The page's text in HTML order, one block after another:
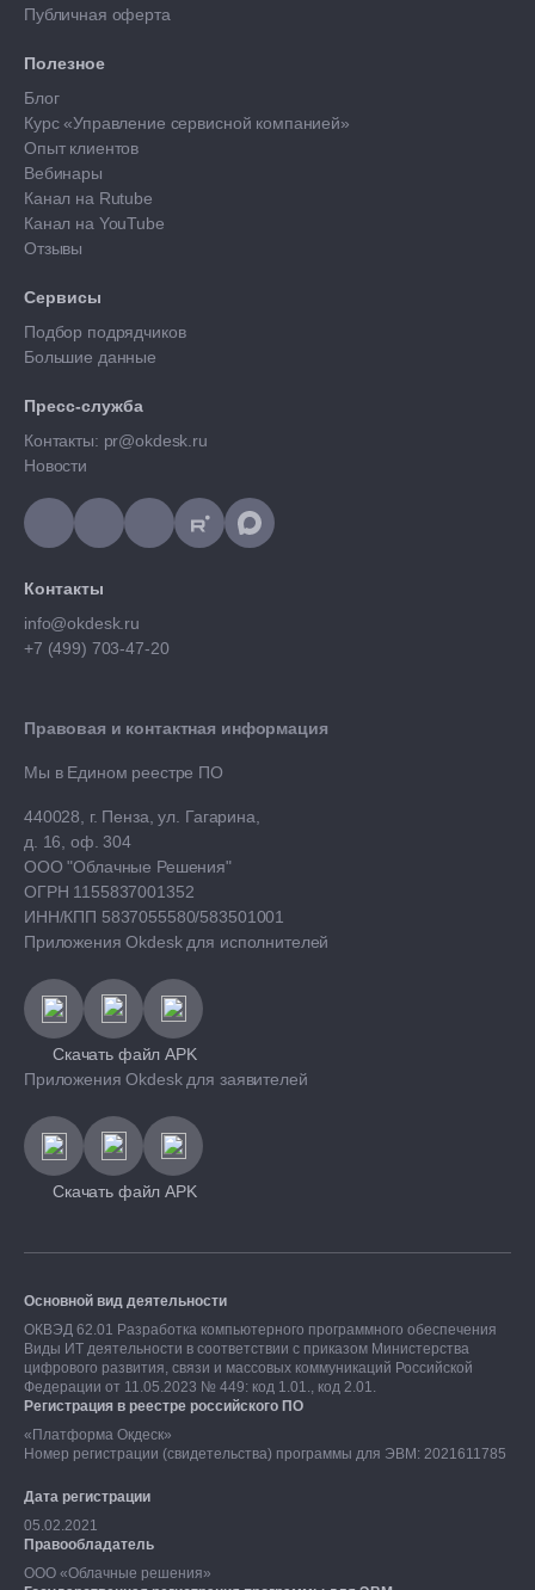
Правовая и контактная информация
Мы в Едином реестре ПО
440028, г. Пенза, ул. Гагарина,
д. 16, оф. 304
ООО "Облачные Решения"
ОГРН 1155837001352
ИНН/КПП 5837055580/583501001
Приложения Okdesk для исполнителей
Скачать файл APK
Приложения Okdesk для заявителей
Скачать файл APK
Публичная оферта
Полезное
Блог
Курс «Управление сервисной компанией»
Опыт клиентов
Вебинары
Канал на Rutube
Канал на YouTube
Отзывы
Сервисы
Подбор подрядчиков
Большие данные
Пресс-служба
Контакты: pr@okdesk.ru
Новости
Контакты
info@okdesk.ru
+7 (499) 703-47-20
Основной вид деятельности
ОКВЭД 62.01 Разработка компьютерного программного обеспечения
Виды ИТ деятельности в соответствии с приказом Министерства
цифрового развития, связи и массовых коммуникаций Российской
Федерации от 11.05.2023 № 449: код 1.01., код 2.01.
Регистрация в реестре российского ПО
«Платформа Окдеск»
Номер регистрации (свидетельства) программы для ЭВМ: 2021611785
Дата регистрации
05.02.2021
Правообладатель
ООО «Облачные решения»